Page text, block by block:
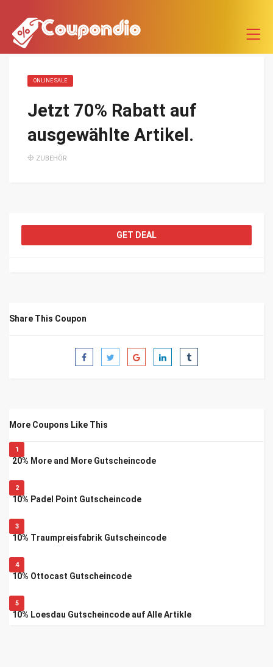
ONLINE SALE
Jetzt 70% Rabatt auf
ausgewählte Artikel.
ZUBEHÖR
GET DEAL
Share This Coupon
More Coupons Like This
1
20% More and More Gutscheincode
2
10% Padel Point Gutscheincode
3
10% Traumpreisfabrik Gutscheincode
4
10% Ottocast Gutscheincode
5
10% Loesdau Gutscheincode auf Alle Artikle